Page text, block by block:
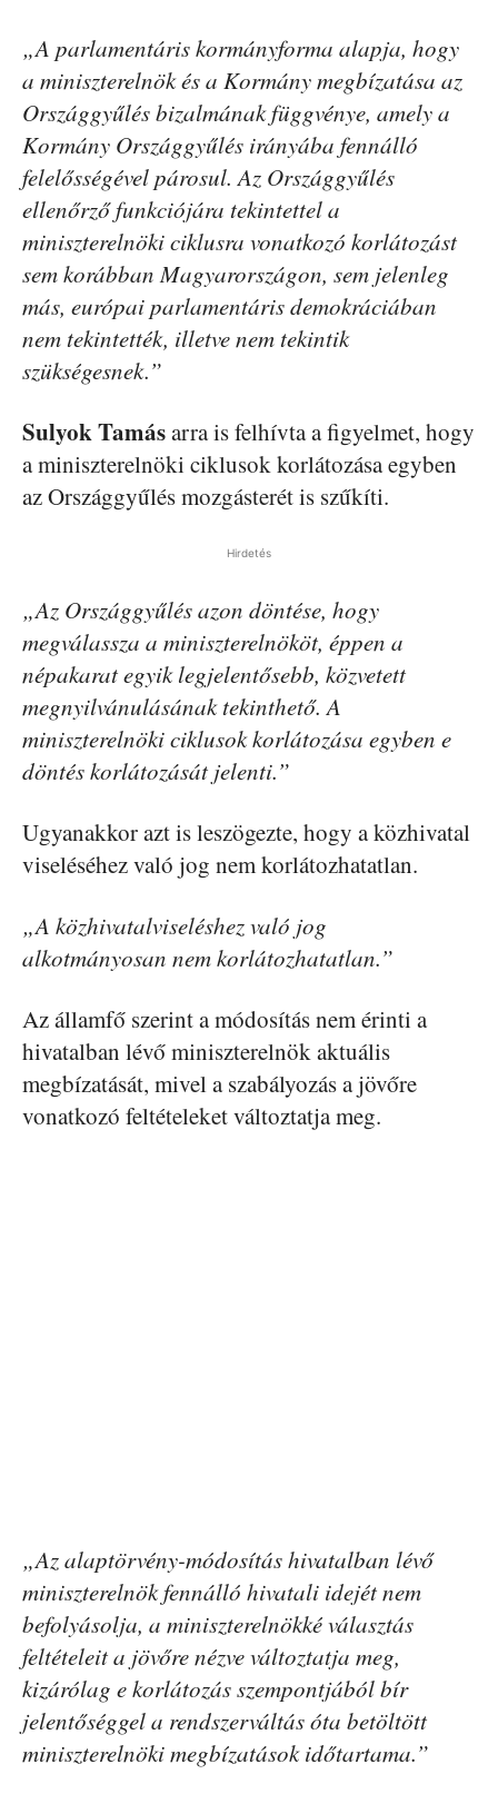
„A parlamentáris kormányforma alapja, hogy
a miniszterelnök és a Kormány megbízatása az
Országgyűlés bizalmának függvénye, amely a
Kormány Országgyűlés irányába fennálló
felelősségével párosul. Az Országgyűlés
ellenőrző funkciójára tekintettel a
miniszterelnöki ciklusra vonatkozó korlátozást
sem korábban Magyarországon, sem jelenleg
más, európai parlamentáris demokráciában
nem tekintették, illetve nem tekintik
szükségesnek.”
Sulyok Tamásarra is felhívta a figyelmet, hogy
a miniszterelnöki ciklusok korlátozása egyben
az Országgyűlés mozgásterét is szűkíti.
Hirdetés
„Az Országgyűlés azon döntése, hogy
megválassza a miniszterelnököt, éppen a
népakarat egyik legjelentősebb, közvetett
megnyilvánulásának tekinthető. A
miniszterelnöki ciklusok korlátozása egyben e
döntés korlátozását jelenti.”
Ugyanakkor azt is leszögezte, hogy a közhivatal
viseléséhez való jog nem korlátozhatatlan.
„A közhivatalviseléshez való jog
alkotmányosan nem korlátozhatatlan.”
Az államfő szerint a módosítás nem érinti a
hivatalban lévő miniszterelnök aktuális
megbízatását, mivel a szabályozás a jövőre
vonatkozó feltételeket változtatja meg.
„Az alaptörvény-módosítás hivatalban lévő
miniszterelnök fennálló hivatali idejét nem
befolyásolja, a miniszterelnökké választás
feltételeit a jövőre nézve változtatja meg,
kizárólag e korlátozás szempontjából bír
jelentőséggel a rendszerváltás óta betöltött
miniszterelnöki megbízatások időtartama.”